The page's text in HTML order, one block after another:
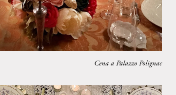
Cena a Palazzo Polignac